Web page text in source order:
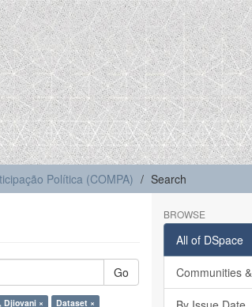
Política (COMPA) Search
Go
Djiovani ×
Dataset ×
BROWSE
All of DSpace
Communities